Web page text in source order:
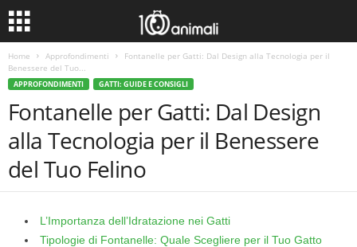
Home Approfondimenti
Fontanelle per Gatti: Dal Design alla Tecnologia per il
Benessere del Tuo...
APPROFONDIMENTI GATTI: GUIDE E CONSIGLI
Fontanelle per Gatti: Dal Design
alla Tecnologia per il Benessere
del Tuo Felino
L’Importanza dell’Idratazione nei Gatti
Tipologie di Fontanelle: Quale Scegliere per il Tuo Gatto